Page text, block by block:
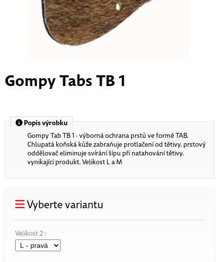
Gompy Tabs TB 1
Popis výrobku
Gompy Tab TB 1 - výborná ochrana prstů ve formě TAB.
Chlupatá koňská kůže zabrańuje protlačení od tětivy. prstový
oddělovač eliminuje svírání šípu při natahování tětivy.
vynikající produkt. Velikost L a M
Vyberte variantu
Velikost 2 :